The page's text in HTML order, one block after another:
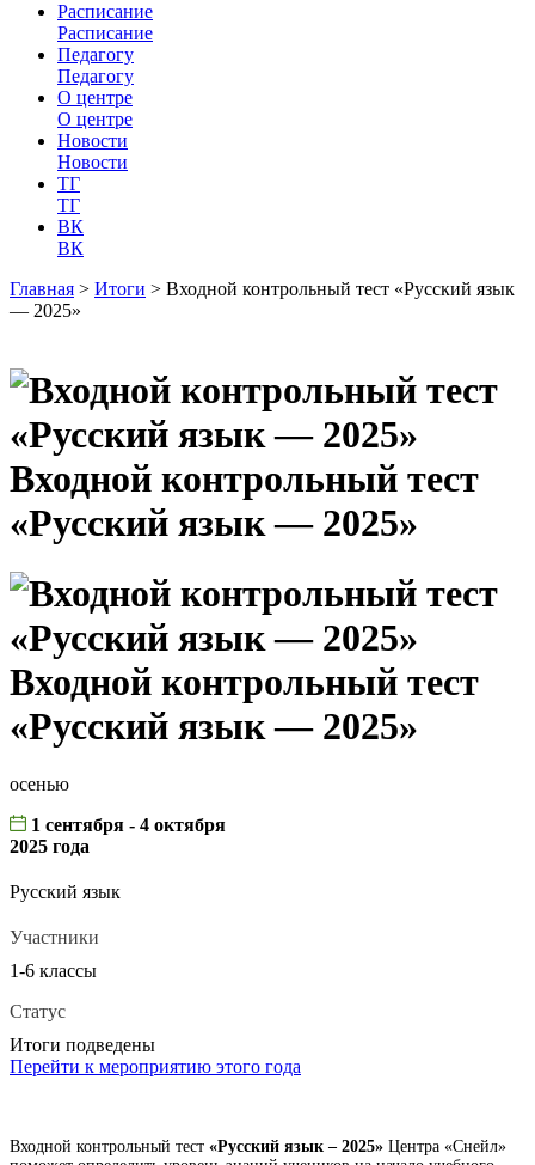
Расписание
Расписание
Педагогу
Педагогу
О центре
О центре
Новости
Новости
ТГ
ТГ
ВК
ВК
Главная > Итоги > Входной контрольный тест «Русский язык
— 2025»
Входной контрольный тест
«Русский язык — 2025»
Входной контрольный тест
«Русский язык — 2025»
осенью
1 сентября - 4 октября
2025 года
Русский язык
Участники
1-6 классы
Статус
Итоги подведены
Перейти к мероприятию этого года
Входной контрольный тест «Русский язык – 2025» Центра «Снейл»